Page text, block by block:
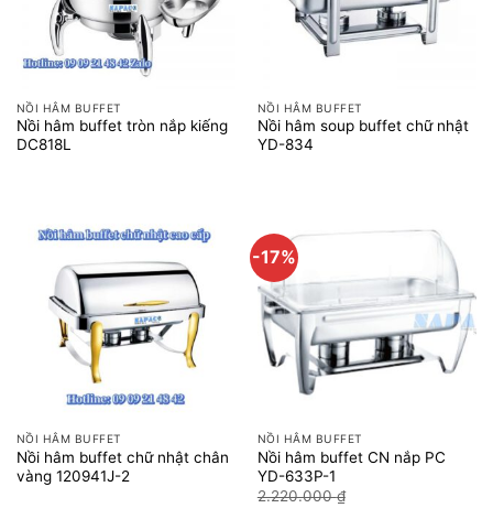
NỒI HÂM BUFFET
Nồi hâm buffet tròn nắp kiếng
DC818L
NỒI HÂM BUFFET
Nồi hâm soup buffet chữ nhật
YD-834
NỒI HÂM BUFFET
Nồi hâm buffet chữ nhật chân
vàng 120941J-2
-17%
NỒI HÂM BUFFET
Nồi hâm buffet CN nắp PC
YD-633P-1
2.220.000₫